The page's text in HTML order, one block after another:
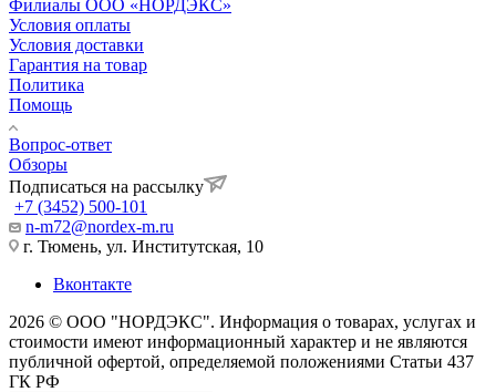
Филиалы ООО «НОРДЭКС»
Условия оплаты
Условия доставки
Гарантия на товар
Политика
Помощь
Вопрос-ответ
Обзоры
Подписаться на рассылку
+7 (3452) 500-101
n-m72@nordex-m.ru
г. Тюмень, ул. Институтская, 10
Вконтакте
2026 © ООО "НОРДЭКС". Информация о товарах, услугах и
стоимости имеют информационный характер и не являются
публичной офертой, определяемой положениями Статьи 437
ГК РФ